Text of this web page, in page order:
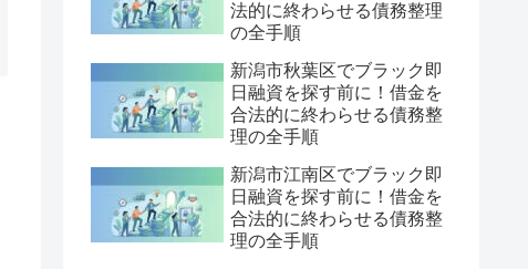
法的に終わらせる債務整理
の全手順
新潟市秋葉区でブラック即
日融資を探す前に！借金を
合法的に終わらせる債務整
理の全手順
新潟市江南区でブラック即
日融資を探す前に！借金を
合法的に終わらせる債務整
理の全手順